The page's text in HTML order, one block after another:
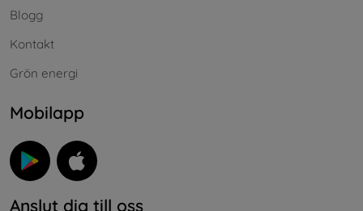
Blogg
Kontakt
Grön energi
Mobilapp
Anslut dig till oss